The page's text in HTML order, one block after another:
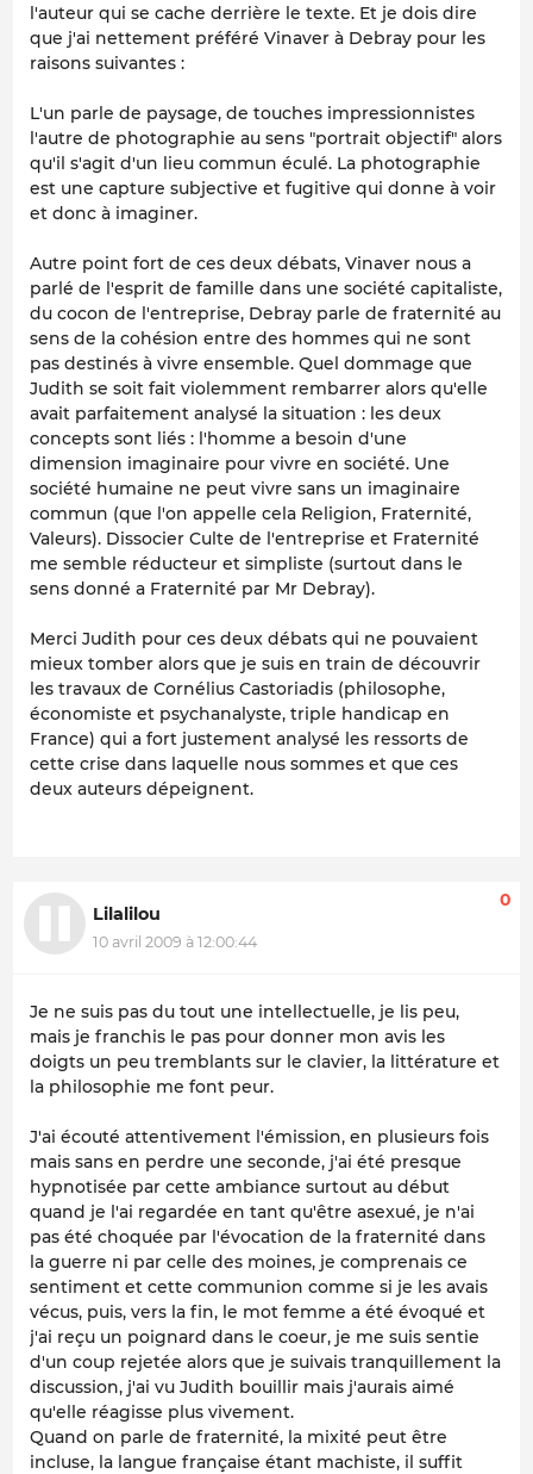
l'auteur qui se cache derrière le texte. Et je dois dire
que j'ai nettement préféré Vinaver à Debray pour les
raisons suivantes :
L'un parle de paysage, de touches impressionnistes
l'autre de photographie au sens "portrait objectif" alors
qu'il s'agit d'un lieu commun éculé. La photographie
est une capture subjective et fugitive qui donne à voir
et donc à imaginer.
Autre point fort de ces deux débats, Vinaver nous a
parlé de l'esprit de famille dans une société capitaliste,
du cocon de l'entreprise, Debray parle de fraternité au
sens de la cohésion entre des hommes qui ne sont
pas destinés à vivre ensemble. Quel dommage que
Judith se soit fait violemment rembarrer alors qu'elle
avait parfaitement analysé la situation : les deux
concepts sont liés : l'homme a besoin d'une
dimension imaginaire pour vivre en société. Une
société humaine ne peut vivre sans un imaginaire
commun (que l'on appelle cela Religion, Fraternité,
Valeurs). Dissocier Culte de l'entreprise et Fraternité
me semble réducteur et simpliste (surtout dans le
sens donné a Fraternité par Mr Debray).
Merci Judith pour ces deux débats qui ne pouvaient
mieux tomber alors que je suis en train de découvrir
les travaux de Cornélius Castoriadis (philosophe,
économiste et psychanalyste, triple handicap en
France) qui a fort justement analysé les ressorts de
cette crise dans laquelle nous sommes et que ces
deux auteurs dépeignent.
Lilalilou
10 avril 2009 à 12:00:44
0
Je ne suis pas du tout une intellectuelle, je lis peu,
mais je franchis le pas pour donner mon avis les
doigts un peu tremblants sur le clavier, la littérature et
la philosophie me font peur.
J'ai écouté attentivement l'émission, en plusieurs fois
mais sans en perdre une seconde, j'ai été presque
hypnotisée par cette ambiance surtout au début
quand je l'ai regardée en tant qu'être asexué, je n'ai
pas été choquée par l'évocation de la fraternité dans
la guerre ni par celle des moines, je comprenais ce
sentiment et cette communion comme si je les avais
vécus, puis, vers la fin, le mot femme a été évoqué et
j'ai reçu un poignard dans le coeur, je me suis sentie
d'un coup rejetée alors que je suivais tranquillement la
discussion, j'ai vu Judith bouillir mais j'aurais aimé
qu'elle réagisse plus vivement.
Quand on parle de fraternité, la mixité peut être
incluse, la langue française étant machiste, il suffit